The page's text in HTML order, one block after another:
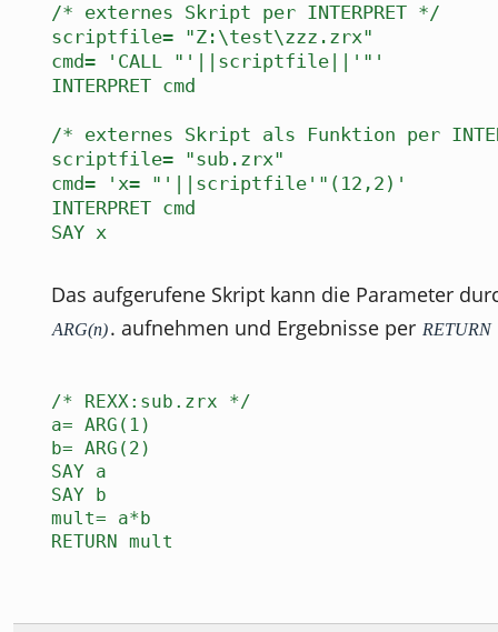
/* externes Skript per INTERPRET */
scriptfile= "Z:\test\zzz.zrx"
cmd= 'CALL "'||scriptfile||'"'
INTERPRET cmd
/* externes Skript als Funktion per
scriptfile= "sub.zrx"
cmd= 'x= "'||scriptfile'"(12,2)'
INTERPRET cmd
SAY x
Das aufgerufene Skript kann die Parameter
ARG(n). aufnehmen und Ergebnisse per RETURN
/* REXX:sub.zrx */
a= ARG(1)
b= ARG(2)
SAY a
SAY b
mult= a*b
RETURN mult